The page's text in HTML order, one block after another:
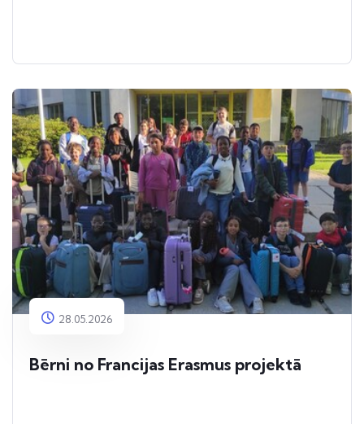
28.05.2026
Bērni no Francijas Erasmus projektā